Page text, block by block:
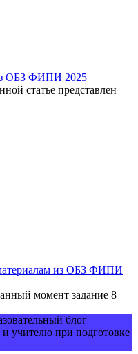
ОБЗ ФИПИ 2025
статье представлен
из ОБЗ ФИПИ
момент задание 8
блог
учителю при подготовке